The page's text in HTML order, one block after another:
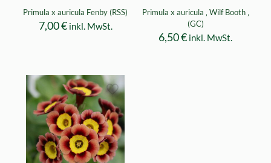
Primula x auricula Fenby (RSS)
7,00€ inkl. MwSt.
Primula x auricula ‚ Wilf Booth ‚
(GC)
6,50€ inkl. MwSt.